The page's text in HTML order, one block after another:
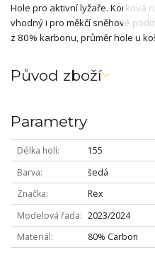
Hole pro aktivní lyžaře. Korková
vhodný i pro měkčí sněhové
z 80% karbonu, průměr hole u
Původ zboží
Parametry
Délka holí
155
Barva
šedá
Značka
Rex
Modelová řada
2023/2024
Materiál
80% Carbon